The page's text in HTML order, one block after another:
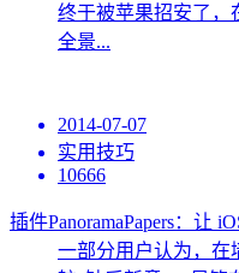
终于被苹果招安了，
全景...
2014-07-07
实用技巧
10666
插件PanoramaPapers：让
一部分用户认为，在